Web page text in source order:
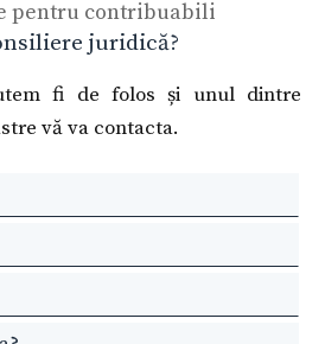
pentru contribuabili
juridică?
fi de folos și unul dintre
vă va contacta.